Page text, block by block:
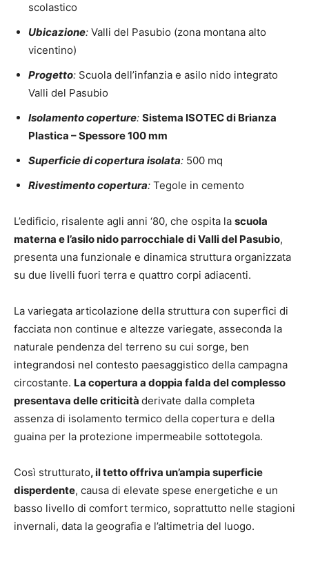
scolastico
Ubicazione: Valli del Pasubio (zona montana alto
vicentino)
Progetto: Scuola dell’infanzia e asilo nido integrato
Valli del Pasubio
Isolamento coperture: Sistema ISOTECdi Brianza
Plastica – Spessore 100 mm
Superficie di copertura isolata: 500 mq
Rivestimento copertura: Tegole in cemento
L’edificio, risalente agli anni ‘80, che ospita la scuola
materna e l’asilo nido parrocchiale di Valli del Pasubio,
presenta una funzionale e dinamica struttura organizzata
su due livelli fuori terra e quattro corpi adiacenti.
La variegata articolazione della struttura con superfici di
facciata non continue e altezze variegate, asseconda la
naturale pendenza del terreno su cui sorge, ben
integrandosi nel contesto paesaggistico della campagna
circostante. La copertura a doppia falda del complesso
presentava delle criticità derivate dalla completa
assenza di isolamento termico della copertura e della
guaina per la protezione impermeabile sottotegola.
Così strutturato, il tetto offriva un’ampia superficie
disperdente, causa di elevate spese energetiche e un
basso livello di comfort termico, soprattutto nelle stagioni
invernali, data la geografia e l’altimetria del luogo.